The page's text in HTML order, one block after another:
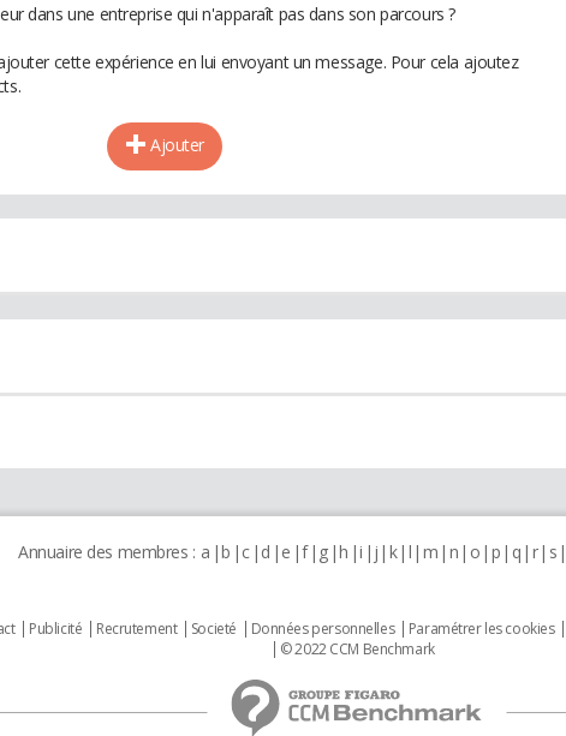
dans une entreprise qui n'apparaît pas dans son parcours ?
cette expérience en lui envoyant un message. Pour cela ajoutez
Ajouter
Annuaire des membres : a b c d e f g h i j k l m n o p q r s
Publicité Recrutement Societé Données personnelles Paramétrer les cookies
© 2022 CCM Benchmark